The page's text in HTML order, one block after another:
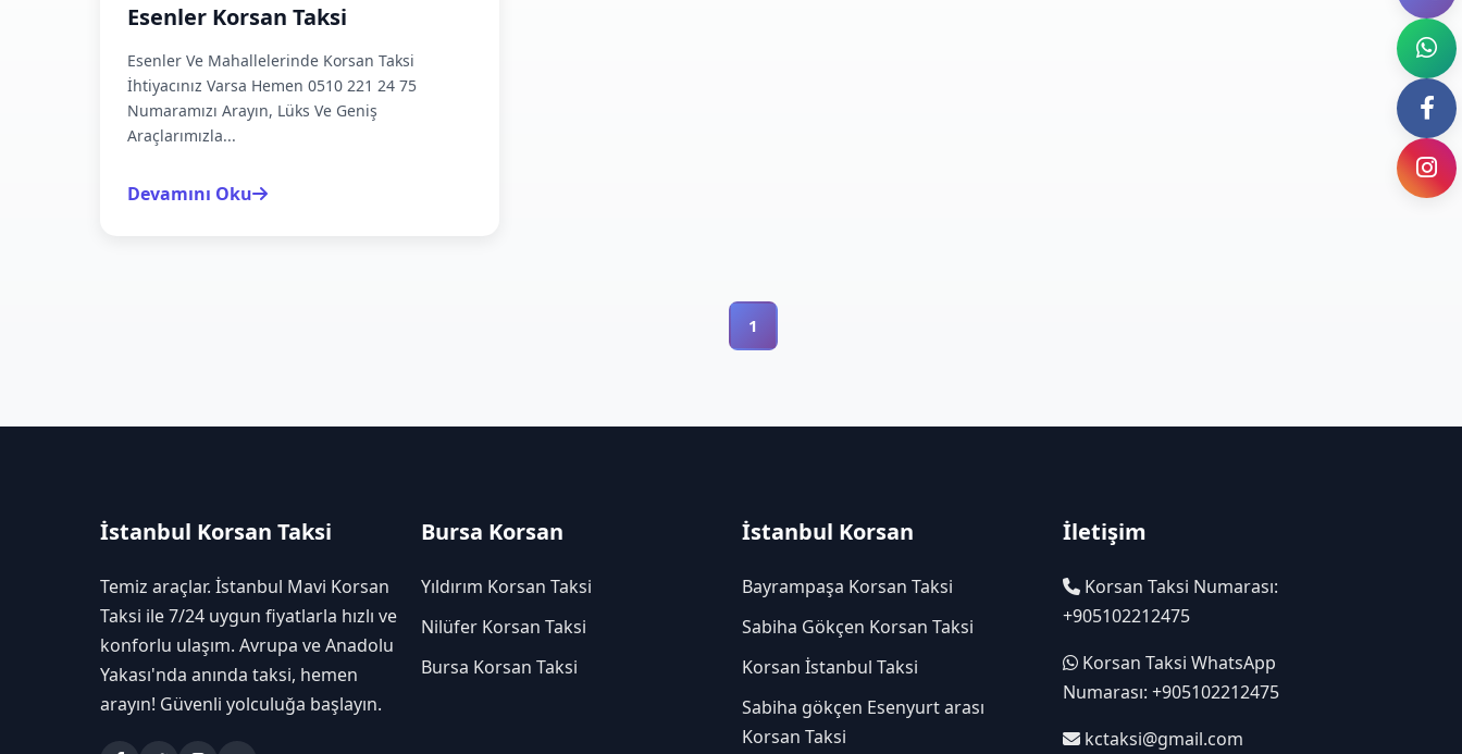
Esenler Korsan Taksi
Esenler Ve Mahallelerinde Korsan Taksi
İhtiyacınız Varsa Hemen 0510 221 24 75
Numaramızı Arayın, Lüks Ve Geniş
Araçlarımızla...
Devamını Oku
1
İstanbul Korsan Taksi
Temiz araçlar. İstanbul Mavi Korsan
Taksi ile 7/24 uygun fiyatlarla hızlı ve
konforlu ulaşım. Avrupa ve Anadolu
Yakası'nda anında taksi, hemen
arayın! Güvenli yolculuğa başlayın.
Bursa Korsan
Yıldırım Korsan Taksi
Nilüfer Korsan Taksi
Bursa Korsan Taksi
İstanbul Korsan
Bayrampaşa Korsan Taksi
Sabiha Gökçen Korsan Taksi
Korsan İstanbul Taksi
Sabiha gökçen Esenyurt arası
Korsan Taksi
İletişim
Korsan Taksi Numarası:
+905102212475
Korsan Taksi WhatsApp
Numarası: +905102212475
kctaksi@gmail.com